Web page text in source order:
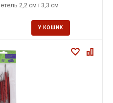
2,2 см і 3,3 см
У КОШИК